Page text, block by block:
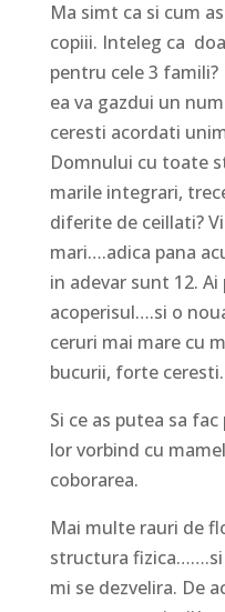
Ma simt ca si cum
copiii. Inteleg ca
pentru cele 3 famili?
ea va gazdui un
ceresti acordati
Domnului cu toate
marile integrari,
diferite de ceillati?
mari….adica pana
in adevar sunt 12.
acoperisul….si o
ceruri mai mare cu
bucurii, forte ceresti.
Si ce as putea sa
lor vorbind cu
coborarea.
Mai multe rauri de
structura fizica…….si
mi se dezvelira. De